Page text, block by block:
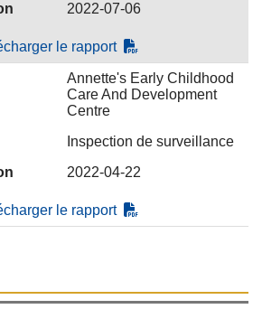
2022-07-06
le rapport
Annette's Early Childhood
Care And Development
Centre
Inspection de surveillance
2022-04-22
le rapport